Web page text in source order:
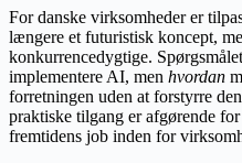
For danske virksomheder er
længere et futuristisk koncept,
konkurrencedygtige.
implementere AI, men hvordan
forretningen uden at forstyrre
praktiske tilgang er afgørende
fremtidens job inden for